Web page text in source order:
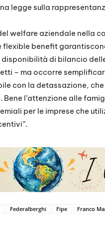
legge sulla
welfare aziendale nella
flexible benefit
di bilancio
– ma occorre
con la detassazione,
l’attenzione alle
per le imprese che
Federalberghi Fipe Franco